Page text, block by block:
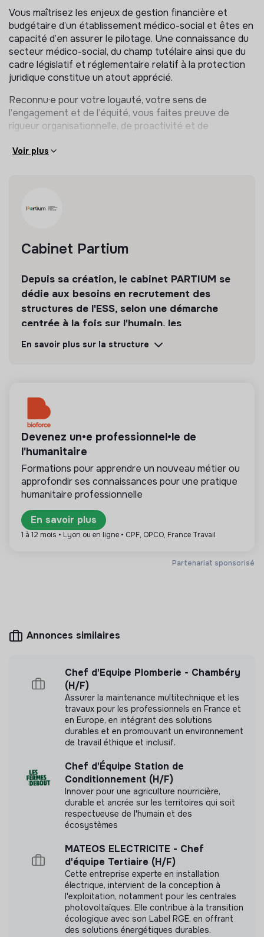
Vous soutenez l’équipe CADRES dans la conduite et
démarche qualité et veillez au développement de la
communication interne et externe ;
Vous représentez l’Association auprès des Majeurs
Protégés, familles, partenaires institutionnels et
contribuez au développement des partenariats.
Vous maîtrisez les enjeux de gestion financière et
budgétaire d’un établissement médico-social et êtes en
capacité d’en assurer le pilotage. Une connaissance du
secteur médico-social, du champ tutélaire ainsi que du
cadre législatif et réglementaire relatif à la protection
juridique constitue un atout apprécié.
Reconnu·e pour votre loyauté, votre sens de
l’engagement et de l’équité, vous faites preuve de
rigueur organisationnelle, de proactivité et de
vous permettent d’accompagner efficacement le
Véhicule de fonction
Mobilité régulière sur l’antenne d’Abbeville
Voir plus
Cabinet Partium
Depuis sa création, le cabinet PARTIUM se
dédie aux besoins en recrutement des
structures de l'ESS, selon une démarche
centrée à la fois sur l'humain, les
compétences, et une éthique irréprochable.
Cabinet de recrutement
Cette structure propose des offres d’emploi
pour le compte d’entreprises à impact positif. Les
cabinets de recrutement référencés sont
exclusivement tournés vers les enjeux de la
transformation écologique et solidaire.
Plus d'informations
Non renseigné
Mesure d'impact
Cabinet Partium n'a pas encore transmis de
mesure d'impact
Labels et certifications
Cette structure n'a pas souhaité nous
communiquer les labels ou certifications qu'elle a
pu obtenir.
Documents
N'a pas encore communiqué de documents de
transparence
En savoir plus sur la structure
Partenariat sponsorisé
Devenez un•e professionnel•le de
l'humanitaire
Formations pour apprendre un nouveau métier ou
approfondir ses connaissances pour une pratique
humanitaire professionnelle
En savoir plus
1 à 12 mois • Lyon ou en ligne • CPF, OPCO, France Travail
Annonces similaires
Chef d'Equipe Plomberie - Chambéry
(H/F)
Assurer la maintenance multitechnique et les
travaux pour les professionnels en France et
en Europe, en intégrant des solutions
durables et en promouvant un environnement
de travail éthique et inclusif.
Chef d'Équipe Station de
Conditionnement (H/F)
Innover pour une agriculture nourricière,
durable et ancrée sur les territoires qui soit
respectueuse de l'humain et des
écosystèmes
MATEOS ELECTRICITE - Chef
d'équipe Tertiaire (H/F)
Cette entreprise experte en installation
électrique, intervient de la conception à
l'exploitation, notamment pour les centrales
photovoltaïques. Elle contribue à la transition
écologique avec son Label RGE, en offrant
des solutions énergétiques durables.